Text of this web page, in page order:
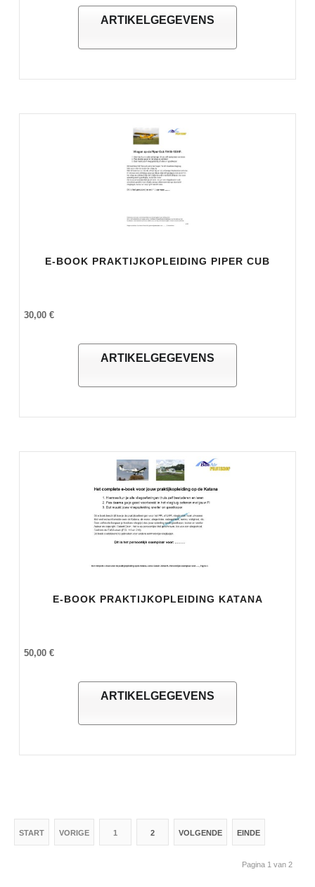
ARTIKELGEGEVENS
E-BOOK PRAKTIJKOPLEIDING PIPER CUB
30,00 €
ARTIKELGEGEVENS
E-BOOK PRAKTIJKOPLEIDING KATANA
50,00 €
ARTIKELGEGEVENS
START VORIGE 1 2 VOLGENDE EINDE
Pagina 1 van 2